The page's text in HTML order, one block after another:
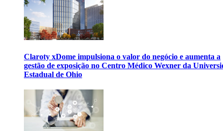
Claroty xDome impulsiona o valor do negócio e aumenta a
gestão de exposição no Centro Médico Wexner da
Estadual de Ohio